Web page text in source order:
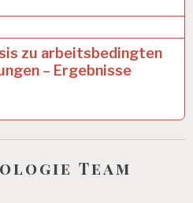
zu arbeitsbedingten
– Ergebnisse
Team